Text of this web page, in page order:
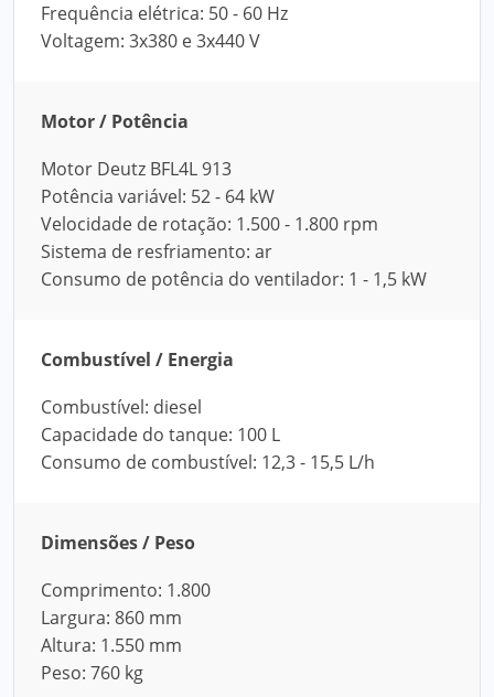
Frequência elétrica: 50 - 60 Hz
Voltagem: 3x380 e 3x440 V
Motor / Potência
Motor Deutz BFL4L 913
Potência variável: 52 - 64 kW
Velocidade de rotação: 1.500 - 1.800 rpm
Sistema de resfriamento: ar
Consumo de potência do ventilador: 1 - 1,5 kW
Combustível / Energia
Combustível: diesel
Capacidade do tanque: 100 L
Consumo de combustível: 12,3 - 15,5 L/h
Dimensões / Peso
Comprimento: 1.800
Largura: 860 mm
Altura: 1.550 mm
Peso: 760 kg